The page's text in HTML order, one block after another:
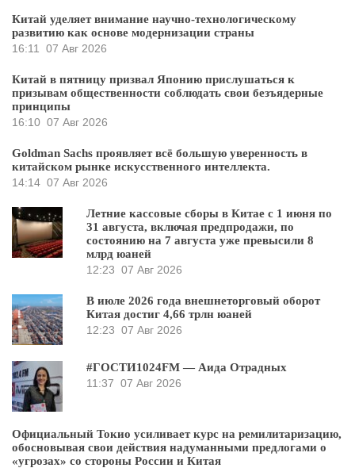
Китай уделяет внимание научно-технологическому
развитию как основе модернизации страны
16:11
07 Авг 2026
Китай в пятницу призвал Японию прислушаться к
призывам общественности соблюдать свои безъядерные
принципы
16:10 07 Авг 2026
Goldman Sachs проявляет всё большую уверенность в
китайском рынке искусственного интеллекта.
14:14 07 Авг 2026
Летние кассовые сборы в Китае с 1 июня по
31 августа, включая предпродажи, по
состоянию на 7 августа уже превысили 8
млрд юаней
12:23 07 Авг 2026
В июле 2026 года внешнеторговый оборот
Китая достиг 4,66 трлн юаней
12:23 07 Авг 2026
#ГОСТИ1024FM — Аида Отрадных
11:37 07 Авг 2026
Официальный Токио усиливает курс на ремилитаризацию,
обосновывая свои действия надуманными предлогами о
«угрозах» со стороны России и Китая